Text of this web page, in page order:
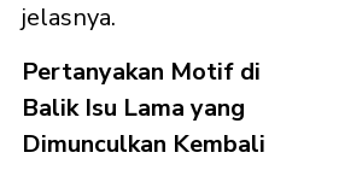
jelasnya.
Pertanyakan Motif di
Balik Isu Lama yang
Dimunculkan Kembali